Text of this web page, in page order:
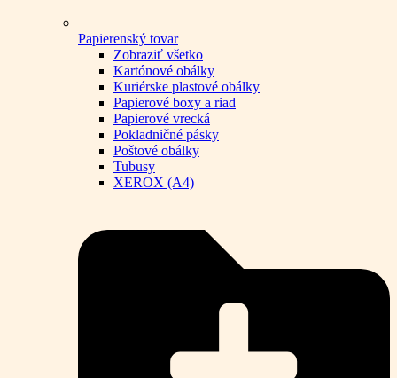
Papierenský tovar
Zobraziť všetko
Kartónové obálky
Kuriérske plastové obálky
Papierové boxy a riad
Papierové vrecká
Pokladničné pásky
Poštové obálky
Tubusy
XEROX (A4)